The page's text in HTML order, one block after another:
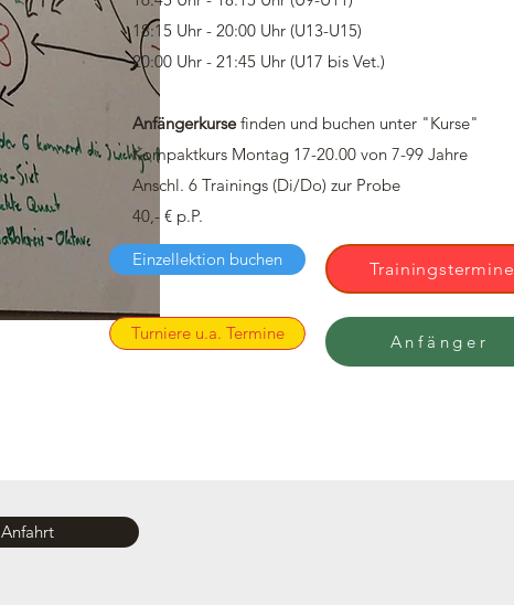
18:15 Uhr - 20:00 Uhr (U13-U15)
20:00 Uhr - 21:45 Uhr (U17 bis Vet.)
Anfängerkursefinden und buchen unter "Kurse"
Kompaktkurs Montag 17-20.00 von 7-99 Jahre
Anschl. 6 Trainings (Di/Do) zur Probe
40,- € p.P.
Einzellektion buchen Trainingstermine
Turniere u.a. Termine Anfänger
Anfahrt